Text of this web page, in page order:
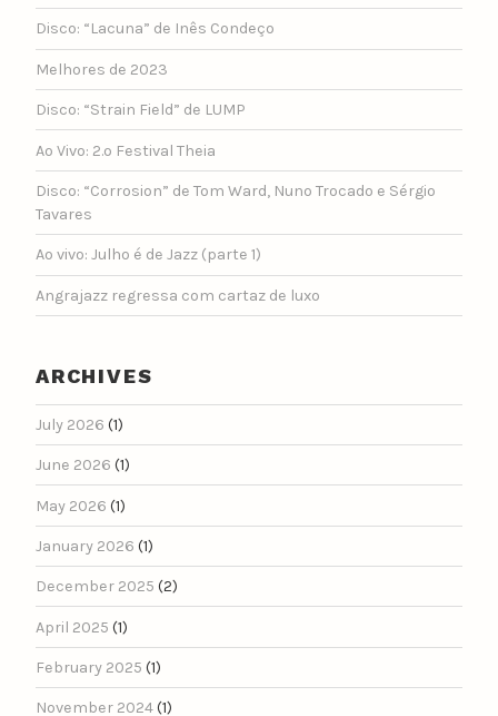
Disco: “Lacuna” de Inês Condeço
Melhores de 2023
Disco: “Strain Field” de LUMP
Ao Vivo: 2.º Festival Theia
Disco: “Corrosion” de Tom Ward, Nuno Trocado e Sérgio
Tavares
Ao vivo: Julho é de Jazz (parte 1)
Angrajazz regressa com cartaz de luxo
ARCHIVES
July 2026 (1)
June 2026 (1)
May 2026 (1)
January 2026 (1)
December 2025 (2)
April 2025 (1)
February 2025 (1)
November 2024(1)